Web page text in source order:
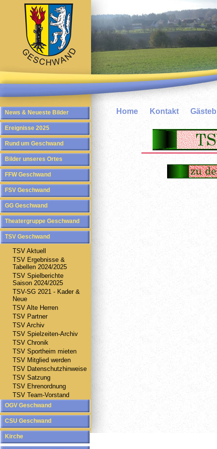
News & Neueste Bilder
Ereignisse 2025
Rund um Geschwand
Bilder unseres Ortes
FFW Geschwand
FSV Geschwand
GG Geschwand
Theatergruppe Geschwand
TSV Geschwand
TSV Aktuell
TSV Ergebnisse &
Tabellen 2024/2025
TSV Spielberichte
Saison 2024/2025
TSV-SG 2021 - Kader &
Neue
TSV Alte Herren
TSV Partner
TSV Archiv
TSV Spielzeiten-Archiv
TSV Chronik
TSV Sportheim mieten
TSV Mitglied werden
TSV Datenschutzhinweise
TSV Satzung
TSV Ehrenordnung
TSV Team-Vorstand
OGV Geschwand
CSU Geschwand
Kirche
Home Kontakt